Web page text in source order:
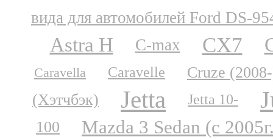
вида для автомобилей Ford DS-
Astra H C-max CX7
Caravella Caravelle
Cruze
(Хэтчбэк)
Jetta Jetta 10-
100 Mazda 3 Sedan (с